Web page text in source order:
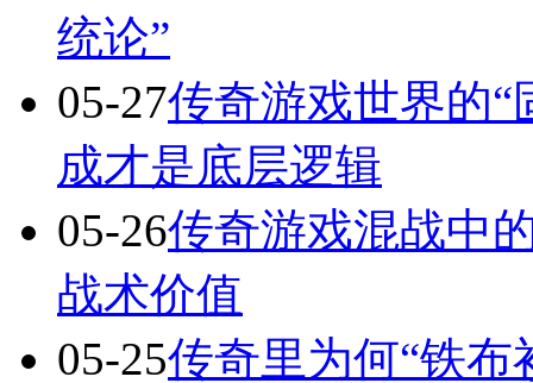
统论”
05-27传奇游戏世界的“
成才是底层逻辑
05-26传奇游戏混战中
战术价值
05-25传奇里为何“铁布